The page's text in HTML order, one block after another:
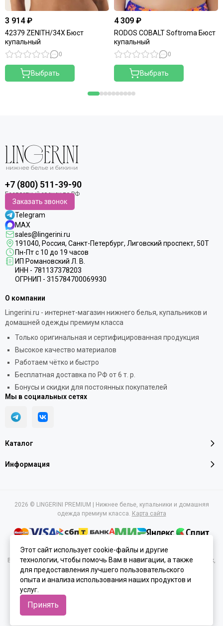
3 914 ₽
42379 ZENITH/34X Бюст
купальный
0
Выбрать
4 309 ₽
RODOS COBALT Softroma Бюст
купальный
0
Выбрать
+7 (800) 511-39-90
Заказать звонок
Telegram
MAX
sales@lingerini.ru
191040, Россия, Санкт-Петербург, Лиговский проспект, 50Т
Пн-Пт с 10 до 19 часов
ИП Романовский Л. В.
ИНН - 781137378203
ОГРНИП - 315784700069930
Каталог
Информация
О компании
Lingerini.ru - интернет-магазин нижнего белья, купальников и
домашней одежды премиум класса
Только оригинальная и сертифицированная продукция
Высокое качество материалов
Работаем чётко и быстро
Бесплатная доставка по РФ от 6 т. р.
Бонусы и скидки для постоянных покупателей
Мы в социальных сетях
2026 © LINGERINI PREMIUM | Нижнее белье, купальники и домашняя
одежда премиум класса. Карта сайта
Вся представленная на сайте информация, касающаяся характеристик,
стоимости товаров и услуг, носит информационный характер и ни при
каких условиях не является публичной офертой, определяемой
положениями Статьи 437(2) Гражданского кодекса РФ.
Этот сайт использует cookie-файлы и другие
технологии, чтобы помочь Вам в навигации, а также
для предоставления лучшего пользовательского
опыта и анализа использования наших продуктов и
услуг.
Принять